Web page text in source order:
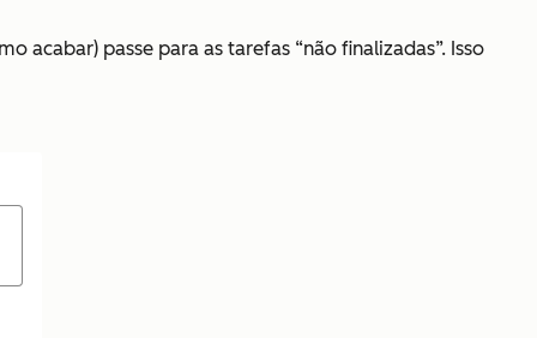
acabar) passe para as tarefas “não finalizadas”. Isso